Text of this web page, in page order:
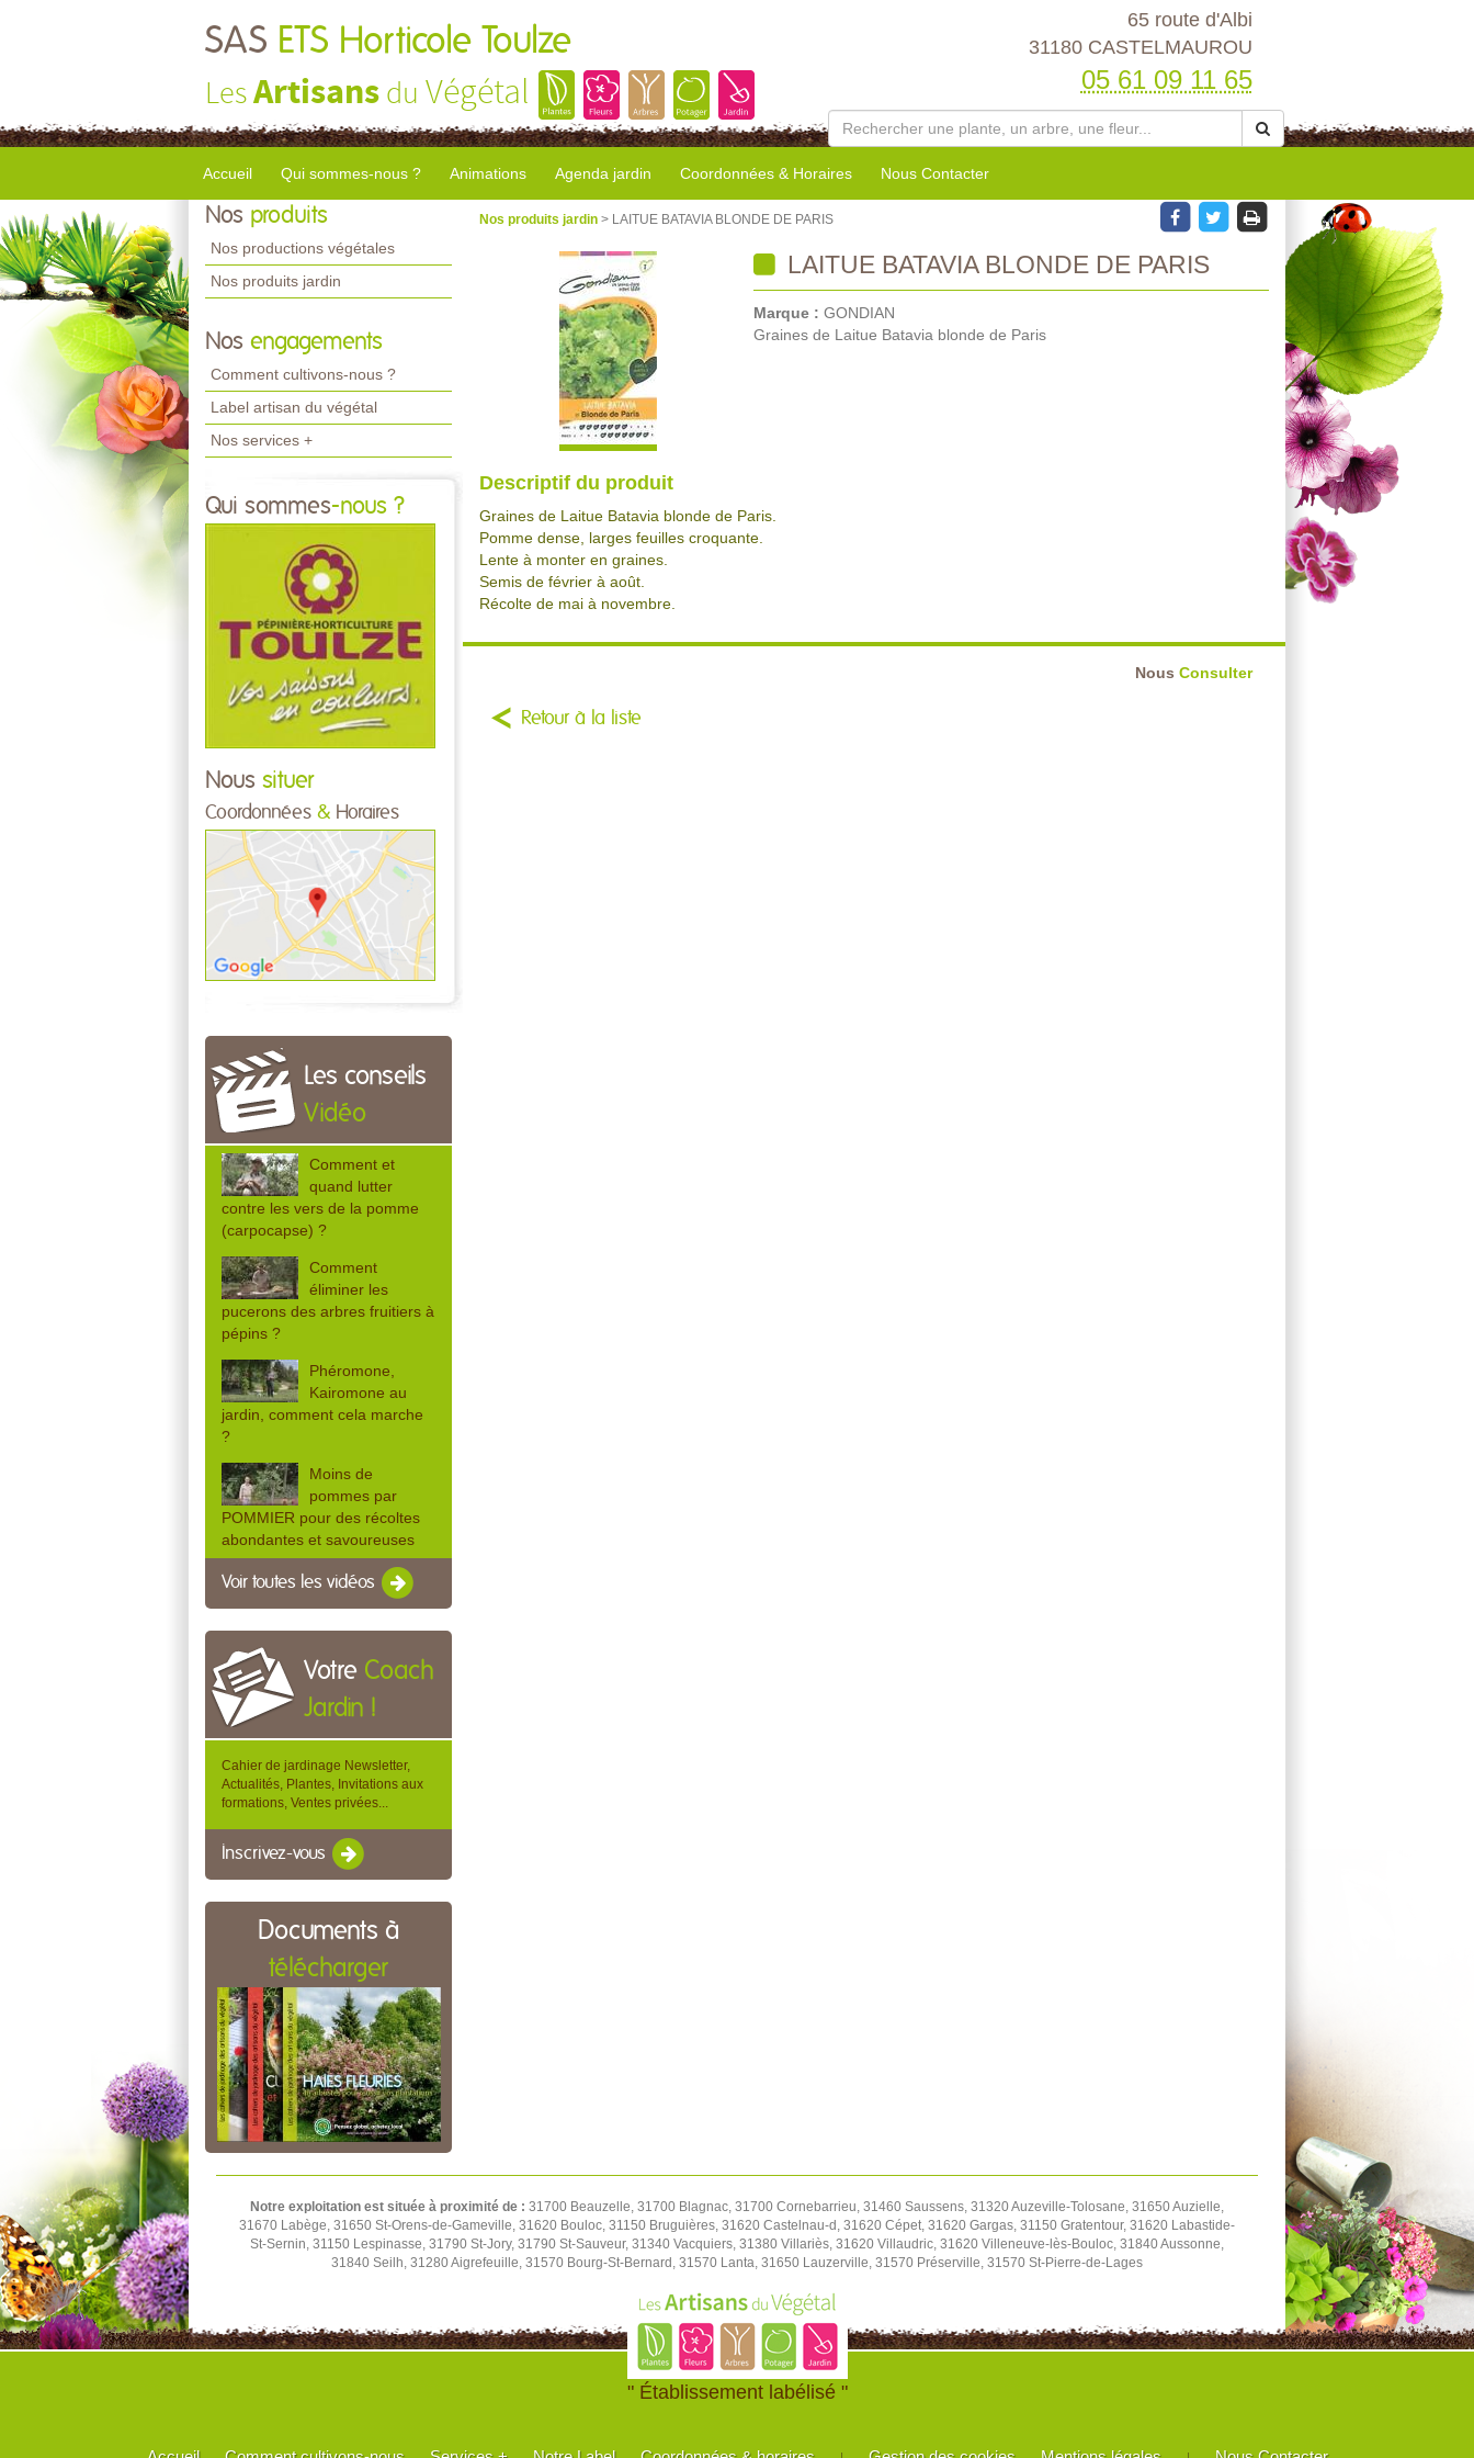
SAS ETS Horticole Toulze
LesArtisans du Végétal
65 route d'Albi
31180 CASTELMAUROU
05 61 09 11 65
Accueil Qui sommes-nous ? Animations Agenda jardin Coordonnées & Horaires Nous Contacter
Nos produits
Nos productions végétales
Nos produits jardin
Nos engagements
Comment cultivons-nous ?
Label artisan du végétal
Nos services +
Qui sommes-nous ?
Nous situer
Coordonnées & Horaires
Les conseils
Vidéo
Comment et
quand lutter
contre les vers de la pomme
(carpocapse) ?
Comment
éliminer les
pucerons des arbres fruitiers à
pépins ?
Phéromone,
Kairomone au
jardin, comment cela marche
?
Moins de
pommes par
POMMIER pour des récoltes
abondantes et savoureuses
Voir toutes les vidéos
Votre Coach
Jardin !
Cahier de jardinage Newsletter,
Actualités, Plantes, Invitations aux
formations, Ventes privées...
Inscrivez-vous
Documents à
télécharger
Nos produits jardin > LAITUE BATAVIA BLONDE DE PARIS
LAITUE BATAVIA BLONDE DE PARIS
Marque : GONDIAN
Graines de Laitue Batavia blonde de Paris
Descriptif du produit
Graines de Laitue Batavia blonde de Paris.
Pomme dense, larges feuilles croquante.
Lente à monter en graines.
Semis de février à août.
Récolte de mai à novembre.
Nous Consulter
Retour à la liste
Notre exploitation est située à proximité de : 31700 Beauzelle, 31700 Blagnac, 31700 Cornebarrieu, 31460 Saussens, 31320 Auzeville-Tolosane, 31650 Auzielle,
31670 Labège, 31650 St-Orens-de-Gameville, 31620 Bouloc, 31150 Bruguières, 31620 Castelnau-d, 31620 Cépet, 31620 Gargas, 31150 Gratentour, 31620 Labastide-
St-Sernin, 31150 Lespinasse, 31790 St-Jory, 31790 St-Sauveur, 31340 Vacquiers, 31380 Villariès, 31620 Villaudric, 31620 Villeneuve-lès-Bouloc, 31840 Aussonne,
31840 Seilh, 31280 Aigrefeuille, 31570 Bourg-St-Bernard, 31570 Lanta, 31650 Lauzerville, 31570 Préserville, 31570 St-Pierre-de-Lages
" Établissement labélisé "